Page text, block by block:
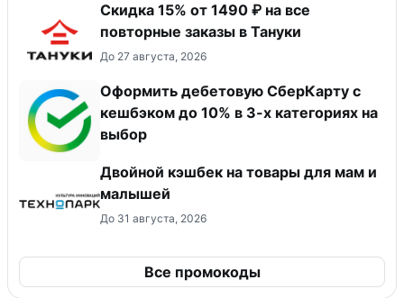
Скидка 15% от 1490 ₽ на все
повторные заказы в Тануки
До 27 августа, 2026
Оформить дебетовую СберКарту с
кешбэком до 10% в 3-х категориях на
выбор
Двойной кэшбек на товары для мам и
малышей
До 31 августа, 2026
Все промокоды